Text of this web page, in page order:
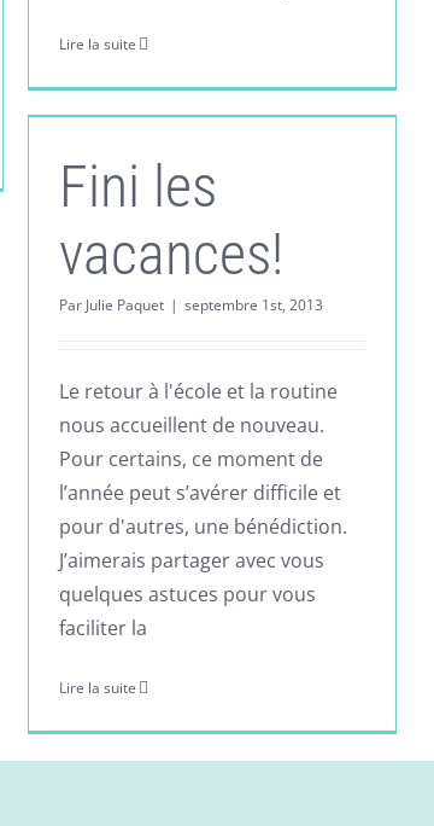
Lire la suite
Fini les
vacances!
Par Julie Paquet | septembre 1st, 2013
Le retour à l'école et la routine
nous accueillent de nouveau.
Pour certains, ce moment de
l’année peut s’avérer difficile et
pour d'autres, une bénédiction.
J’aimerais partager avec vous
quelques astuces pour vous
faciliter la
Lire la suite